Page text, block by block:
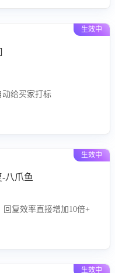
生效中
动给买家打标
生效中
八爪鱼
回复效率直接增加10倍+
生效中